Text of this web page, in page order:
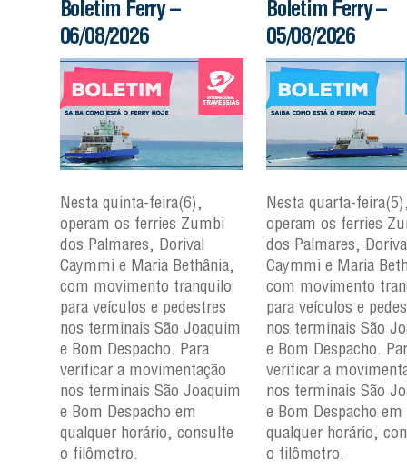
Boletim Ferry –
06/08/2026
Nesta quinta-feira(6),
operam os ferries Zumbi
dos Palmares, Dorival
Caymmi e Maria Bethânia,
com movimento tranquilo
para veículos e pedestres
nos terminais São Joaquim
e Bom Despacho. Para
verificar a movimentação
nos terminais São Joaquim
e Bom Despacho em
qualquer horário, consulte
o filômetro.
Boletim Ferry –
05/08/2026
Nesta quarta-
operam os ferries
dos Palmares,
Caymmi e Maria
com movimento
para veículos e
nos terminais São
e Bom Despacho.
verificar a
nos terminais São
e Bom Despacho em
qualquer horário,
o filômetro.